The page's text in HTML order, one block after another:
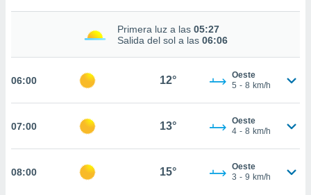
todas
nos
análisis
perfil
y
en
Primera luz a las 05:27
Salida del sol a las 06:06
06:00 12°
Oeste
5 - 8 km/h
07:00 13°
Oeste
4 - 8 km/h
08:00 15°
Oeste
3 - 9 km/h